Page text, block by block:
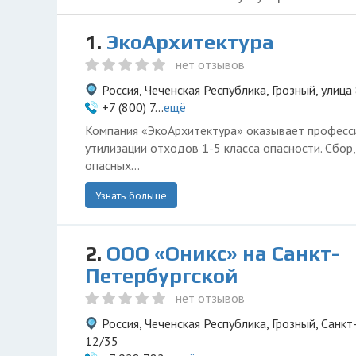
1. ЭкоАрхитектура
нет отзывов
Россия, Чеченская Республика, Грозный,
+7 (800) 7...ещё
Компания «ЭкоАрхитектура» оказывает
утилизации отходов 1-5 класса опасности.
опасных...
Узнать больше
2. ООО «Оникс» на Санкт-
Петербургской
нет отзывов
Россия, Чеченская Республика, Грозный,
12/35